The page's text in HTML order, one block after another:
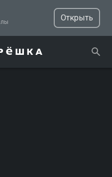
Открыть